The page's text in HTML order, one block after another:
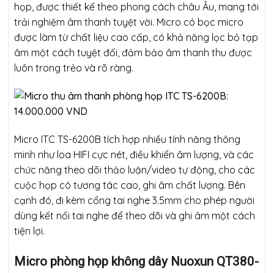
họp, được thiết kế theo phong cách châu Âu, mang tới
trải nghiệm âm thanh tuyệt vời. Micro có bọc micro
được làm từ chất liệu cao cấp, có khả năng lọc bỏ tạp
âm một cách tuyệt đối, đảm bảo âm thanh thu được
luôn trong trẻo và rõ ràng.
Micro ITC TS-6200B tích hợp nhiều tính năng thông
minh như loa HIFI cực nét, điều khiển âm lượng, và các
chức năng theo dõi thảo luận/video tự động, cho các
cuộc họp có tương tác cao, ghi âm chất lượng. Bên
cạnh đó, đi kèm cổng tai nghe 3.5mm cho phép người
dùng kết nối tai nghe để theo dõi và ghi âm một cách
tiện lợi.
Micro phòng họp không dây Nuoxun QT380-